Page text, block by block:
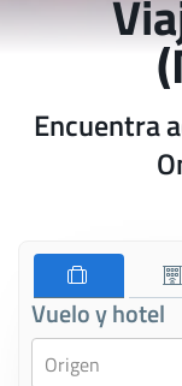
Encuentra
Vuelo y hotel